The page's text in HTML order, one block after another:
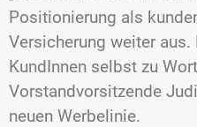
Positionierung als
Versicherung weiter
KundInnen selbst zu
Vorstandvorsitzende
neuen Werbelinie.